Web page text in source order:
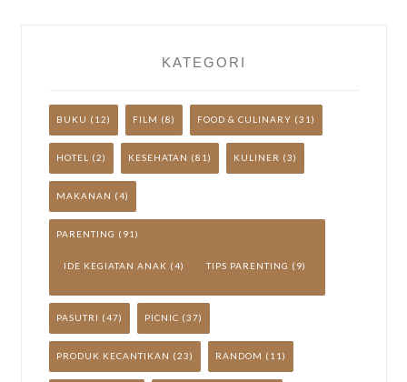
KATEGORI
BUKU (12) FILM (8) FOOD & CULINARY (31)
HOTEL (2) KESEHATAN (81) KULINER (3)
MAKANAN (4)
PARENTING (91)
IDE KEGIATAN ANAK (4) TIPS PARENTING (9)
PASUTRI (47) PICNIC (37)
PRODUK KECANTIKAN (23) RANDOM (11)